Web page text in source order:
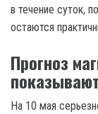
в течение суток,
остаются
Прогноз
На 10 мая